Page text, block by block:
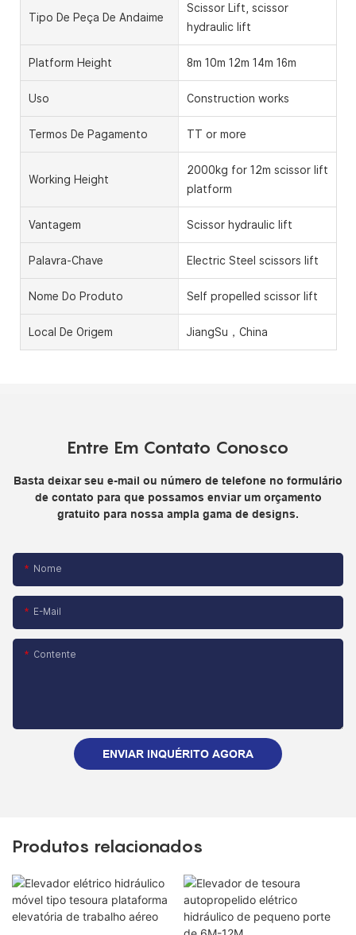
Tipo De Peça De Andaime
Scissor Lift, scissor
hydraulic lift
Platform Height 8m 10m 12m 14m 16m
Uso Construction works
Termos De Pagamento TT or more
Working Height
2000kg for 12m scissor lift
platform
Vantagem Scissor hydraulic lift
Palavra-Chave Electric Steel scissors lift
Nome Do Produto Self propelled scissor lift
Local De Origem JiangSu，China
Entre Em Contato Conosco
Basta deixar seu e-mail ou número de telefone no formulário
de contato para que possamos enviar um orçamento
gratuito para nossa ampla gama de designs.
Nome
E-Mail
Contente
ENVIAR INQUÉRITO AGORA
Produtos relacionados